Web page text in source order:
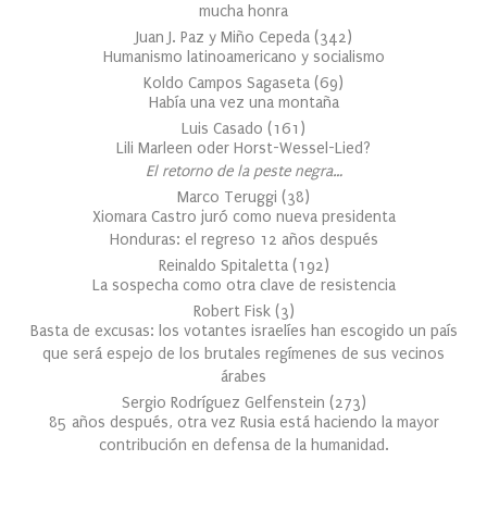
mucha honra
Juan J. Paz y Miño Cepeda (342)
Humanismo latinoamericano y socialismo
Koldo Campos Sagaseta (69)
Había una vez una montaña
Luis Casado (161 )
Lili Marleen oder Horst-Wessel-Lied?
El retorno de la peste negra…
Marco Teruggi (38)
Xiomara Castro juró como nueva presidenta
Honduras: el regreso 12 años después
Reinaldo Spitaletta (192)
La sospecha como otra clave de resistencia
Robert Fisk (3)
Basta de excusas: los votantes israelíes han escogido un país
que será espejo de los brutales regímenes de sus vecinos
árabes
Sergio Rodríguez Gelfenstein (273)
85 años después, otra vez Rusia está haciendo la mayor
contribución en defensa de la humanidad.